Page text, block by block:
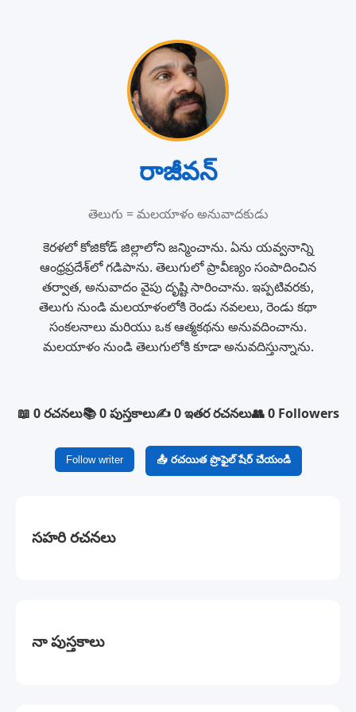
రాజీవన్
తెలుగు = మలయాళం అనువాదకుడు
కెరళలో కోజికోడ్ జిల్లాలోని జన్మించాను. ఏను యవ్వనాన్ని
ఆంధ్రప్రదేశ్‌లో గడిపాను. తెలుగులో ప్రావీణ్యం సంపాదించిన
తర్వాత, అనువాదం వైపు దృష్టి సారించాను. ఇప్పటివరకు,
తెలుగు నుండి మలయాళంలోకి రెండు నవలలు, రెండు కథా
సంకలనాలు మరియు ఒక ఆత్మకథను అనువదించాను.
మలయాళం నుండి తెలుగులోకి కూడా అనువదిస్తున్నాను.
📖 0 రచనలు📚 0 పుస్తకాలు✍️ 0 ఇతర రచనలు👥 0 Followers
Follow writer 📤 రచయిత ప్రొఫైల్ షేర్ చేయండి
సహరి రచనలు
నా పుస్తకాలు